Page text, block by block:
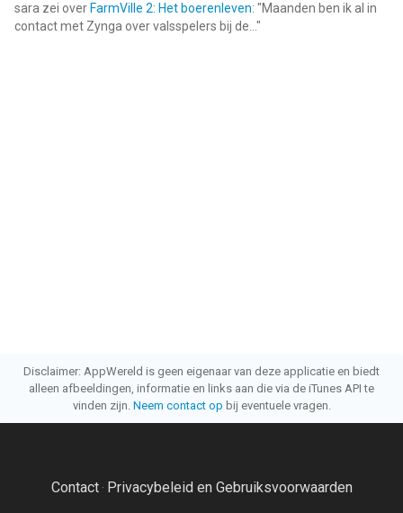
sara zei over FarmVille 2: Het boerenleven: "Maanden ben ik al in
contact met Zynga over valsspelers bij de... "
Disclaimer: AppWereld is geen eigenaar van deze applicatie en biedt
alleen afbeeldingen, informatie en links aan die via de iTunes API te
vinden zijn. Neem contact op bij eventuele vragen.
Contact· Privacybeleid en Gebruiksvoorwaarden